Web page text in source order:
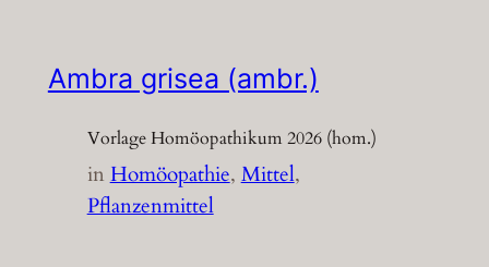
Ambra grisea (ambr.)
Vorlage Homöopathikum 2026 (hom.)
inHomöopathie, Mittel
Pflanzenmittel